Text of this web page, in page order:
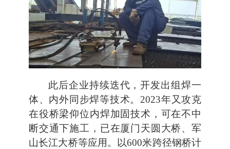
此后企业持续迭代，开发出组焊一
体、内外同步焊等技术。2023年又攻克
在役桥梁仰位内焊加固技术，可在不中
断交通下施工，已在厦门天圆大桥、军
山长江大桥等应用。以600米跨径钢桥计